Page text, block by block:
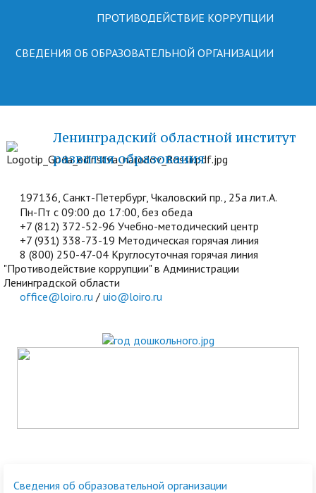
ПРОТИВОДЕЙСТВИЕ КОРРУПЦИИ
СВЕДЕНИЯ ОБ ОБРАЗОВАТЕЛЬНОЙ ОРГАНИЗАЦИИ
Ленинградский областной институт
развития образования
197136, Санкт-Петербург, Чкаловский пр., 25а лит.А.
Пн-Пт с 09:00 до 17:00, без обеда
+7 (812) 372-52-96 Учебно-методический центр
+7 (931) 338-73-19 Методическая горячая линия
8 (800) 250-47-04 Круглосуточная горячая линия
"Противодействие коррупции" в Администрации
Ленинградской области
office@loiro.ru / uio@loiro.ru
Сведения об образовательной организации